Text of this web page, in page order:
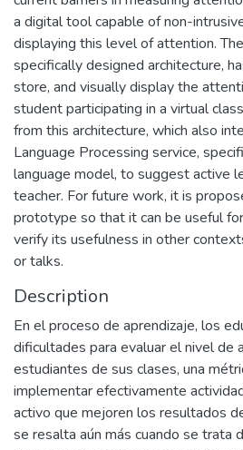
a digital tool capable of non-
displaying this level of attention.
specifically designed architecture,
store, and visually display the
student participating in a virtual
from this architecture, which also
Language Processing service,
language model, to suggest active
teacher. For future work, it is
prototype so that it can be useful
verify its usefulness in other
or talks.
Description
En el proceso de aprendizaje, los
dificultades para evaluar el nivel de
estudiantes de sus clases, una
implementar efectivamente
activo que mejoren los resultados
se resalta aún más cuando se trata